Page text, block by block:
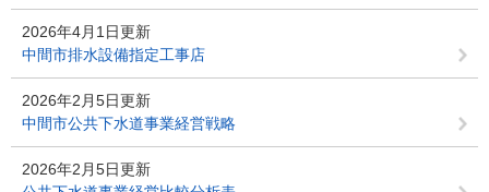
2026年4月1日更新
中間市排水設備指定工事店
2026年2月5日更新
中間市公共下水道事業経営戦略
2026年2月5日更新